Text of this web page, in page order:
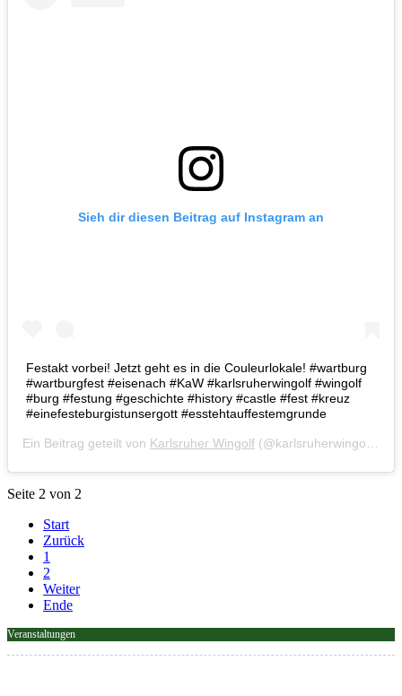
Sieh dir diesen Beitrag auf Instagram an
Festakt vorbei! Jetzt geht es in die Couleurlokale! #wartburg
#wartburgfest #eisenach #KaW #karlsruherwingolf #wingolf
#burg #festung #geschichte #history #castle #fest #kreuz
#einefesteburgistunsergott #esstehtauffestemgrunde
Ein Beitrag geteilt von Karlsruher Wingolf (@karlsruherwingolf) am
Seite 2 von 2
Start
Zurück
1
2
Weiter
Ende
Veranstaltungen